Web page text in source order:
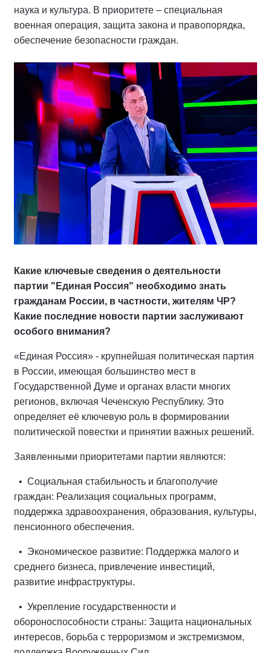
наука и культура. В приоритете – специальная
военная операция, защита закона и правопорядка,
обеспечение безопасности граждан.
Какие ключевые сведения о деятельности
партии "Единая Россия" необходимо знать
гражданам России, в частности, жителям ЧР?
Какие последние новости партии заслуживают
особого внимания?
«Единая Россия» - крупнейшая политическая партия
в России, имеющая большинство мест в
Государственной Думе и органах власти многих
регионов, включая Чеченскую Республику. Это
определяет её ключевую роль в формировании
политической повестки и принятии важных решений.
Заявленными приоритетами партии являются:
• Социальная стабильность и благополучие
граждан: Реализация социальных программ,
поддержка здравоохранения, образования, культуры,
пенсионного обеспечения.
• Экономическое развитие: Поддержка малого и
среднего бизнеса, привлечение инвестиций,
развитие инфраструктуры.
• Укрепление государственности и
обороноспособности страны: Защита национальных
интересов, борьба с терроризмом и экстремизмом,